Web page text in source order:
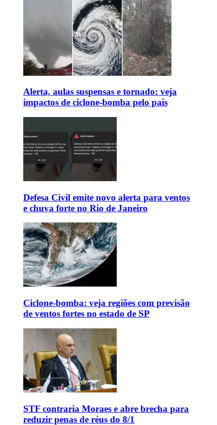
Alerta, aulas suspensas e tornado: veja
impactos de ciclone-bomba pelo país
Defesa Civil emite novo alerta para ventos
e chuva forte no Rio de Janeiro
Ciclone-bomba: veja regiões com previsão
de ventos fortes no estado de SP
STF contraria Moraes e abre brecha para
reduzir penas de réus do 8/1